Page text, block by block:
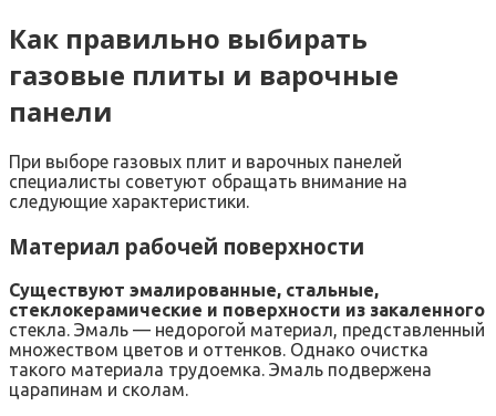
Как правильно выбирать
газовые плиты и варочные
панели
При выборе газовых плит и варочных панелей
специалисты советуют обращать внимание на
следующие характеристики.
Материал рабочей поверхности
Существуют эмалированные, стальные,
стеклокерамические и поверхности из закаленного
стекла. Эмаль — недорогой материал, представленный
множеством цветов и оттенков. Однако очистка
такого материала трудоемка. Эмаль подвержена
царапинам и сколам.